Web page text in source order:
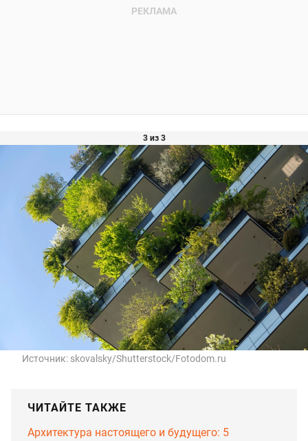
3 из 3
Источник: skovalsky/Shutterstock/Fotodom.ru
ЧИТАЙТЕ ТАКЖЕ
Архитектура настоящего и будущего: 5